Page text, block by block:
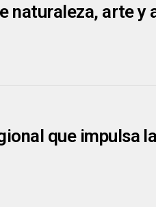
naturaleza, arte y
que impulsa